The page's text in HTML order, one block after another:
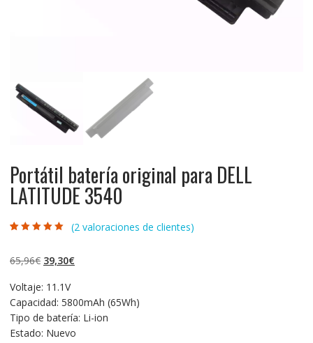
Portátil batería original para DELL
LATITUDE 3540
valoraciones de
(2valoraciones de clientes)
65,96€ El
original
era:
65,96€.
39,30€El
es:
39,30€.
Voltaje: 11.1V
Capacidad: 5800mAh (65Wh)
Tipo de batería: Li-ion
Estado: Nuevo